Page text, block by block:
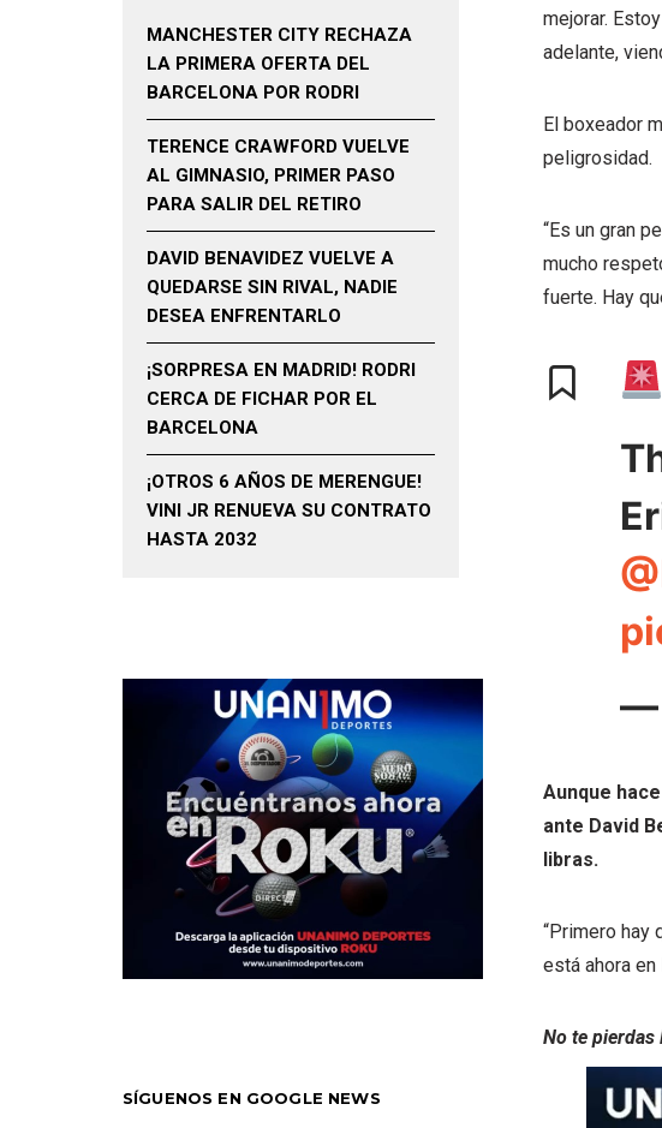
mejorar.
adelante,
El boxeador
peligrosidad.
“Es un gran
mucho
fuerte. Hay
—
Aunque
ante David
libras.
“Primero hay
está ahora en
No te pierdas
MANCHESTER CITY RECHAZA
LA PRIMERA OFERTA DEL
BARCELONA POR RODRI
TERENCE CRAWFORD VUELVE
AL GIMNASIO, PRIMER PASO
PARA SALIR DEL RETIRO
DAVID BENAVIDEZ VUELVE A
QUEDARSE SIN RIVAL, NADIE
DESEA ENFRENTARLO
¡SORPRESA EN MADRID! RODRI
CERCA DE FICHAR POR EL
BARCELONA
¡OTROS 6 AÑOS DE MERENGUE!
VINI JR RENUEVA SU CONTRATO
HASTA 2032
SÍGUENOS EN GOOGLE NEWS